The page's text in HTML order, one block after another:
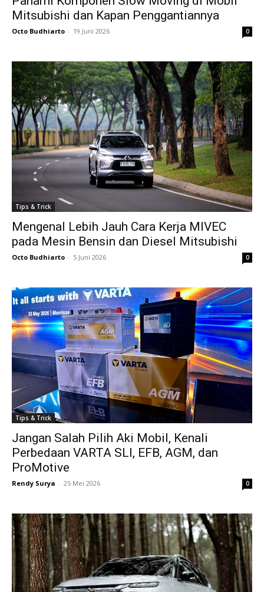
Mitsubishi dan Kapan Penggantiannya
Octo Budhiarto - 19 Juni 2026 0
Tips & Trick
Mengenal Lebih Jauh Cara Kerja MIVEC
pada Mesin Bensin dan Diesel Mitsubishi
Octo Budhiarto - 5 Juni 2026 0
Tips & Trick
Jangan Salah Pilih Aki Mobil, Kenali
Perbedaan VARTA SLI, EFB, AGM, dan
ProMotive
Rendy Surya - 25 Mei 2026 0